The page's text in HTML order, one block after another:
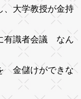
大学教授が金持
有識者会議 なん
金儲けができな